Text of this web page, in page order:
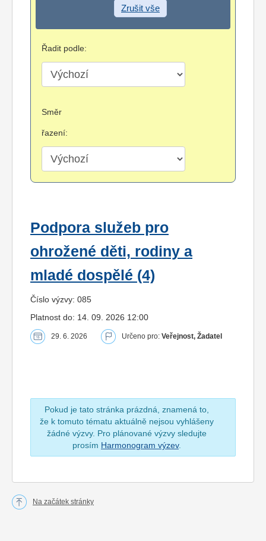
Zrušit vše
Řadit podle:
Směr
řazení:
Podpora služeb pro
ohrožené děti, rodiny a
mladé dospělé (4)
Číslo výzvy: 085
Platnost do: 14. 09. 2026 12:00
29. 6. 2026 Určeno pro: Veřejnost, Žadatel
Pokud je tato stránka prázdná, znamená to,
že k tomuto tématu aktuálně nejsou vyhlášeny
žádné výzvy. Pro plánované výzvy sledujte
prosím Harmonogram výzev.
Na začátek stránky